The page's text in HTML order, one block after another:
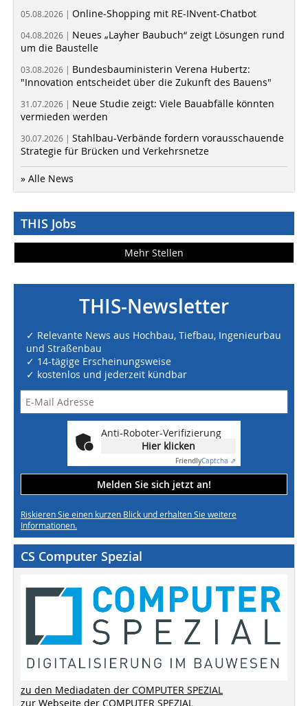
05.08.2026 | Online-Shopping mit RE-INvent-Chatbot
04.08.2026 | Neues „Layher Baubuch“ zeigt Lösungen rund
um die Baustelle
03.08.2026 | Bundesbauministerin Verena Hubertz:
"Innovation entscheidet über die Zukunft des Bauens"
31.07.2026 | Neue Studie zeigt: Viele Bauabfälle könnten
vermieden werden
30.07.2026 | Stahlbau-Verbände fordern vorausschauende
Strategie für Brücken und Verkehrsnetze
» Alle News
THIS Jobs
Mehr Stellen
THIS-Newsletter
✓ Relevante News aus Hochbau, Tiefbau, Ingenieurbau
und Straßenbau
✓ 14-tägige Erscheinungsweise
✓ kostenlos und jederzeit kündbar
Anti-Roboter-Verifizierung
Hier klicken
FriendlyCaptcha ⇗
Melden Sie sich jetzt an!
Riskieren Sie einen kurzen Blick und erhalten Sie weitere
Informationen.
CS Computer Spezial
zu den Mediadaten der COMPUTER SPEZIAL
zur Webseite der COMPUTER SPEZIAL